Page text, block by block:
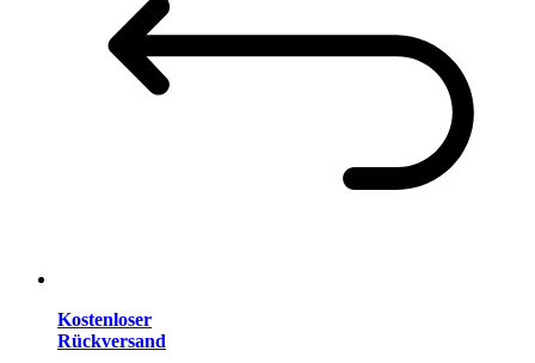
Kostenloser
Rückversand